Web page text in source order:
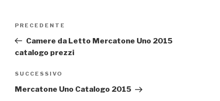
Articolo
precedente:
PRECEDENTE
Camere da Letto Mercatone Uno 2015
catalogo prezzi
Articolo
successivo
SUCCESSIVO
Mercatone Uno Catalogo 2015